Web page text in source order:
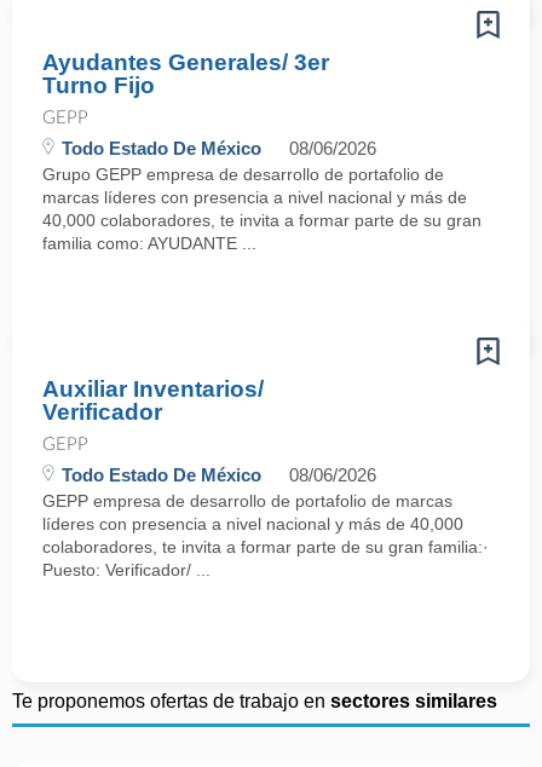
Ayudantes Generales/ 3er
Turno Fijo
GEPP
Todo Estado De México 08/06/2026
Grupo GEPP empresa de desarrollo de portafolio de
marcas líderes con presencia a nivel nacional y más de
40,000 colaboradores, te invita a formar parte de su gran
familia como: AYUDANTE ...
Auxiliar Inventarios/
Verificador
GEPP
Todo Estado De México 08/06/2026
GEPP empresa de desarrollo de portafolio de marcas
líderes con presencia a nivel nacional y más de 40,000
colaboradores, te invita a formar parte de su gran familia:·
Puesto: Verificador/ ...
Te proponemos ofertas de trabajo en sectores similares